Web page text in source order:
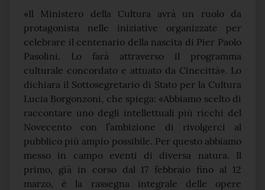
Testo del comunicato
«Il Ministero della Cultura avrà un ruolo da
protagonista nelle iniziative organizzate per
celebrare il centenario della nascita di Pier Paolo
Pasolini. Lo farà attraverso il programma
culturale concordato e attuato da Cinecittà». Lo
dichiara il Sottosegretario di Stato per la Cultura
Lucia Borgonzoni, che spiega: «Abbiamo scelto di
raccontare uno degli intellettuali più ricchi del
Novecento con l’ambizione di rivolgerci al
pubblico più ampio possibile. Per questo abbiamo
messo in campo eventi di diversa natura. Il
primo, già in corso dal 17 febbraio fino al 12
marzo, è la rassegna integrale delle opere